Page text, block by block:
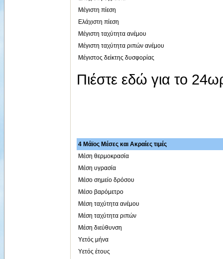
Μέγιστη πίεση
Ελάχιστη πίεση
Μέγιστη ταχύτητα ανέμου
Μέγιστη ταχύτητα ριπών ανέμου
Μέγιστος δείκτης δυσφορίας
Πιέστε εδώ για το
4 Μάϊος Μέσες και Ακραίες τιμές
Μέση θερμοκρασία
Μέση υγρασία
Μέσο σημείο δρόσου
Μέσο βαρόμετρο
Μέση ταχύτητα ανέμου
Μέση ταχύτητα ριπών
Μέση διεύθυνση
Υετός μήνα
Υετός έτους